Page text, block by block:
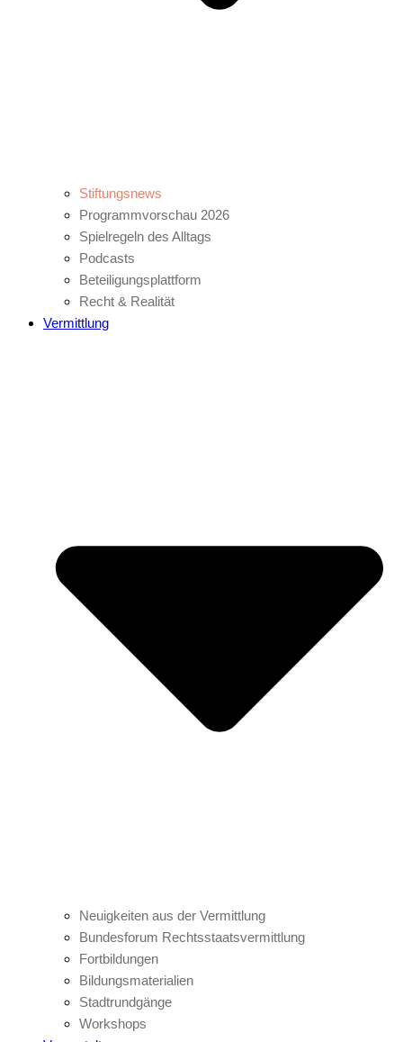
Stiftungsnews
Programmvorschau 2026
Spielregeln des Alltags
Podcasts
Beteiligungsplattform
Recht & Realität
Vermittlung
Neuigkeiten aus der Vermittlung
Bundesforum Rechtsstaatsvermittlung
Fortbildungen
Bildungsmaterialien
Stadtrundgänge
Workshops